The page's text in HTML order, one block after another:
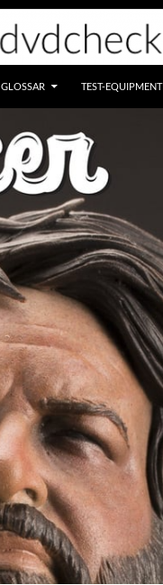
GLOSSAR TEST-EQUIPMENT